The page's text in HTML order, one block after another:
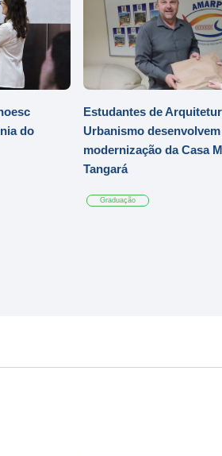
do
Estudantes de
Urbanismo
modernização da Casa
Tangará
Graduação